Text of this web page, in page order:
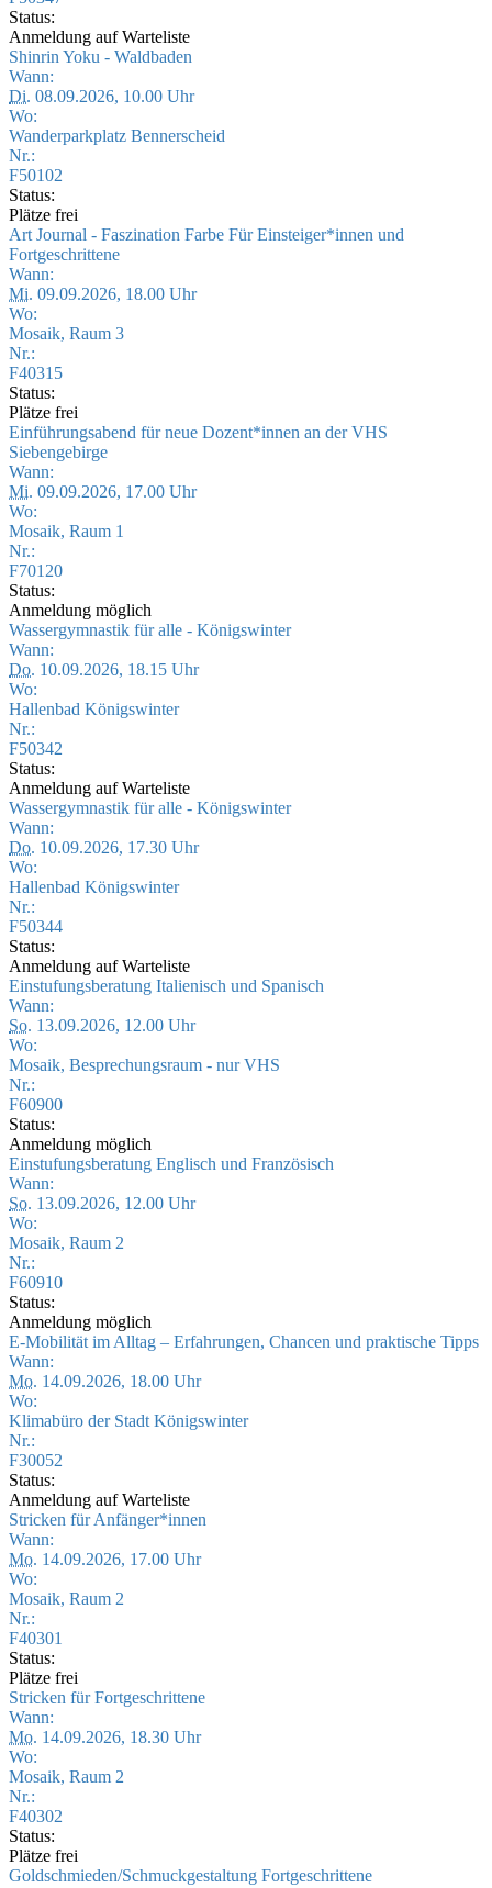
Status:
Anmeldung auf Warteliste
Shinrin Yoku - Waldbaden
Wann:
Di. 08.09.2026, 10.00 Uhr
Wo:
Wanderparkplatz Bennerscheid
Nr.:
F50102
Status:
Plätze frei
Art Journal - Faszination Farbe Für Einsteiger*innen und
Fortgeschrittene
Wann:
Mi. 09.09.2026, 18.00 Uhr
Wo:
Mosaik, Raum 3
Nr.:
F40315
Status:
Plätze frei
Einführungsabend für neue Dozent*innen an der VHS
Siebengebirge
Wann:
Mi. 09.09.2026, 17.00 Uhr
Wo:
Mosaik, Raum 1
Nr.:
F70120
Status:
Anmeldung möglich
Wassergymnastik für alle - Königswinter
Wann:
Do. 10.09.2026, 18.15 Uhr
Wo:
Hallenbad Königswinter
Nr.:
F50342
Status:
Anmeldung auf Warteliste
Wassergymnastik für alle - Königswinter
Wann:
Do. 10.09.2026, 17.30 Uhr
Wo:
Hallenbad Königswinter
Nr.:
F50344
Status:
Anmeldung auf Warteliste
Einstufungsberatung Italienisch und Spanisch
Wann:
So. 13.09.2026, 12.00 Uhr
Wo:
Mosaik, Besprechungsraum - nur VHS
Nr.:
F60900
Status:
Anmeldung möglich
Einstufungsberatung Englisch und Französisch
Wann:
So. 13.09.2026, 12.00 Uhr
Wo:
Mosaik, Raum 2
Nr.:
F60910
Status:
Anmeldung möglich
E-Mobilität im Alltag – Erfahrungen, Chancen und praktische Tipps
Wann:
Mo. 14.09.2026, 18.00 Uhr
Wo:
Klimabüro der Stadt Königswinter
Nr.:
F30052
Status:
Anmeldung auf Warteliste
Stricken für Anfänger*innen
Wann:
Mo. 14.09.2026, 17.00 Uhr
Wo:
Mosaik, Raum 2
Nr.:
F40301
Status:
Plätze frei
Stricken für Fortgeschrittene
Wann:
Mo. 14.09.2026, 18.30 Uhr
Wo:
Mosaik, Raum 2
Nr.:
F40302
Status:
Plätze frei
Goldschmieden/Schmuckgestaltung Fortgeschrittene